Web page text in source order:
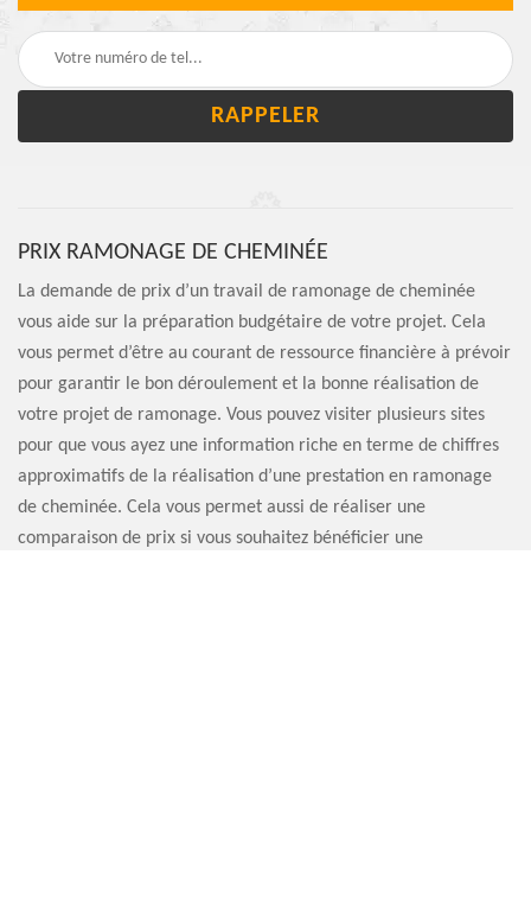
PRIX RAMONAGE DE CHEMINÉE
La demande de prix d’un travail de ramonage de cheminée
vous aide sur la préparation budgétaire de votre projet. Cela
vous permet d’être au courant de ressource financière à prévoir
pour garantir le bon déroulement et la bonne réalisation de
votre projet de ramonage. Vous pouvez visiter plusieurs sites
pour que vous ayez une information riche en terme de chiffres
approximatifs de la réalisation d’une prestation en ramonage
de cheminée. Cela vous permet aussi de réaliser une
comparaison de prix si vous souhaitez bénéficier une